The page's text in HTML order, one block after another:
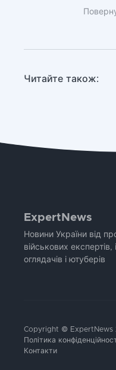
Читайте також:
ExpertNews
Новини України від
військових
оглядачів і ютуберів
Copyright © ExpertNews
Політика
Контакти